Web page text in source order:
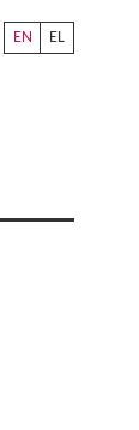
EN EL